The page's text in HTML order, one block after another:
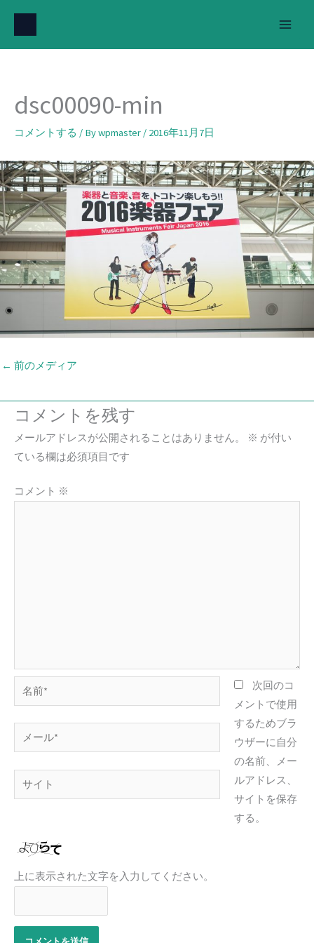
を
dsc00090-min
コメントする / Bywpmaster / 2016年11月7日
← 前のメディア
コメントを残す
メールアドレスが公開されることはありません。 ※ が付い
ている欄は必須項目です
コメント ※
前
*
ー
ル
イ
次回のコ
メントで使用
するためブラ
ウザーに自分
の名前、メー
ルアドレス、
サイトを保存
する。
上に表示された文字を入力してください。